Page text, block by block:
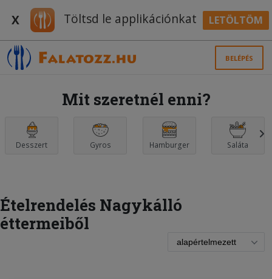
X Töltsd le applikációnkat LETÖLTÖM
BELÉPÉS
Mit szeretnél enni?
Desszert Gyros Hamburger Saláta
Ételrendelés Nagykálló
éttermeiből